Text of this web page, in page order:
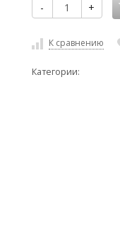
- +
К сравнению
Категории: